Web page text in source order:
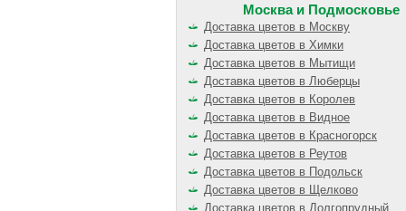
Москва и Подмосковье
Доставка цветов в Москву
Доставка цветов в Химки
Доставка цветов в Мытищи
Доставка цветов в Люберцы
Доставка цветов в Королев
Доставка цветов в Видное
Доставка цветов в Красногорск
Доставка цветов в Реутов
Доставка цветов в Подольск
Доставка цветов в Щелково
Доставка цветов в Долгопрудный